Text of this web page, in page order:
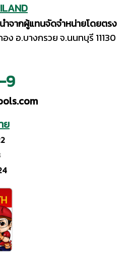
จากผู้แทนจัดจำหน่ายโดยตรง
ง อ.บางกรวย จ.นนทบุรี 11130
9
ย